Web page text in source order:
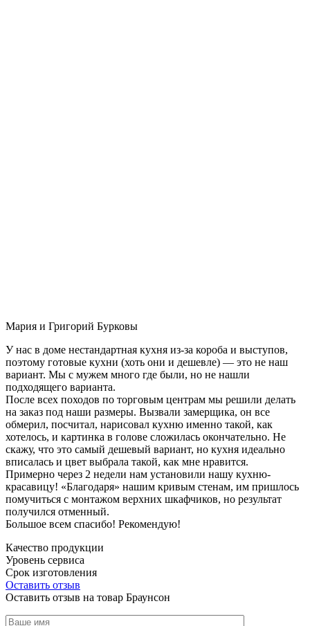
Мария и Григорий Бурковы
У нас в доме нестандартная кухня из-за короба и выступов,
поэтому готовые кухни (хоть они и дешевле) — это не наш
вариант. Мы с мужем много где были, но не нашли
подходящего варианта.
После всех походов по торговым центрам мы решили делать
на заказ под наши размеры. Вызвали замерщика, он все
обмерил, посчитал, нарисовал кухню именно такой, как
хотелось, и картинка в голове сложилась окончательно. Не
скажу, что это самый дешевый вариант, но кухня идеально
вписалась и цвет выбрала такой, как мне нравится.
Примерно через 2 недели нам установили нашу кухню-
красавицу! «Благодаря» нашим кривым стенам, им пришлось
помучиться с монтажом верхних шкафчиков, но результат
получился отменный.
Большое всем спасибо! Рекомендую!
Качество продукции
Уровень сервиса
Срок изготовления
Оставить отзыв
Оставить отзыв на товар Браунсон